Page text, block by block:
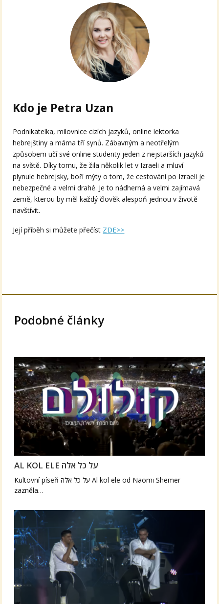
Kdo je Petra Uzan
Podnikatelka, milovnice cizích jazyků, online lektorka
hebrejštiny a máma tří synů. Zábavným a neotřelým
způsobem učí své online studenty jeden z nejstarších jazyků
na světě. Díky tomu, že žila několik let v Izraeli a mluví
plynule hebrejsky, boří mýty o tom, že cestování po Izraeli je
nebezpečné a velmi drahé. Je to nádherná a velmi zajímavá
země, kterou by měl každý člověk alespoň jednou v životě
navštívit.
Její příběh si můžete přečíst ZDE>>
Podobné články
AL KOL ELE על כל אלה
Kultovní píseň על כל אלה Al kol ele od Naomi Shemer
zazněla…